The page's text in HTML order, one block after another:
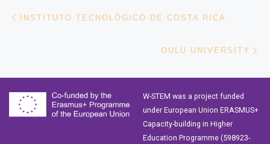
Navegación de entradas
INSTITUTO TECNOLÓGICO DE COSTA RICA
OULU UNIVERSITY
W-STEM was a project funded
under European Union ERASMUS+
Capacity-building in Higher
Education Programme (598923-